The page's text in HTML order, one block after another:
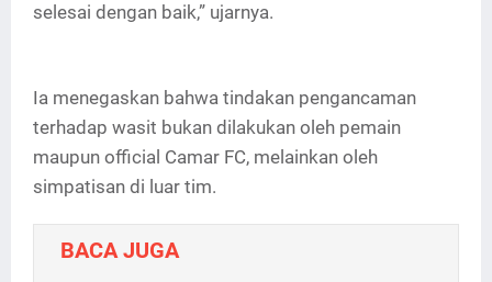
selesai dengan baik,” ujarnya.
Ia menegaskan bahwa tindakan pengancaman
terhadap wasit bukan dilakukan oleh pemain
maupun official Camar FC, melainkan oleh
simpatisan di luar tim.
BACA JUGA